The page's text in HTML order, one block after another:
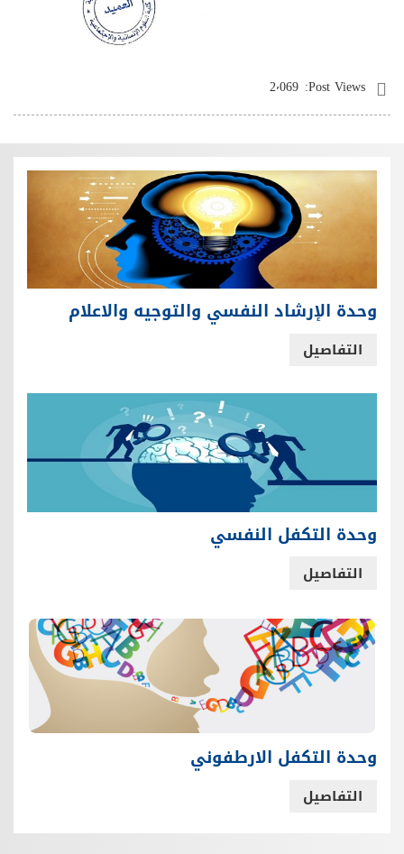
Post Views: 2٬069
وحدة الإرشاد النفسي والتوجيه والاعلام
التفاصيل
وحدة التكفل النفسي
التفاصيل
وحدة التكفل الارطفوني
التفاصيل